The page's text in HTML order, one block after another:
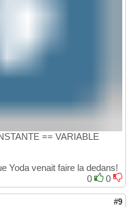
== VARIABLE
Yoda venait faire la dedans!
0
0
#9